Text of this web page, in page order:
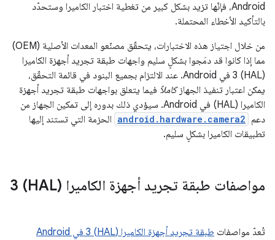
Android، فإنّها تزيد بشكل كبير من تغطية اختبار الكاميرا وستحدّد
بالتأكيد الأخطاء المحتملة.
من خلال اجتياز هذه الاختبارات، يتحقّق مصنّعو المعدات الأصلية (OEM)
مما إذا كانوا قد دمَجوا بشكلٍ سليم واجهات طبقة تجريد أجهزة الكاميرا
(HAL) 3 في Android. عند الالتزام بجميع البنود في قائمة التحقّق،
يمكن اعتبار تنفيذ الجهازكاملاً فيما يتعلق بواجهات طبقة تجريد أجهزة
الكاميرا (HAL) في Android. سيؤدي ذلك بدوره إلى تمكين الجهاز من
دعم android.hardware.camera2 الحزمة التي تستند إليها
تطبيقات الكاميرا بشكلٍ سليم.
مواصفات طبقة تجريد أجهزة الكاميرا (HAL) 3
تُعدّ مواصفات طبقة تجريد أجهزة الكاميرا (HAL) 3 في Android